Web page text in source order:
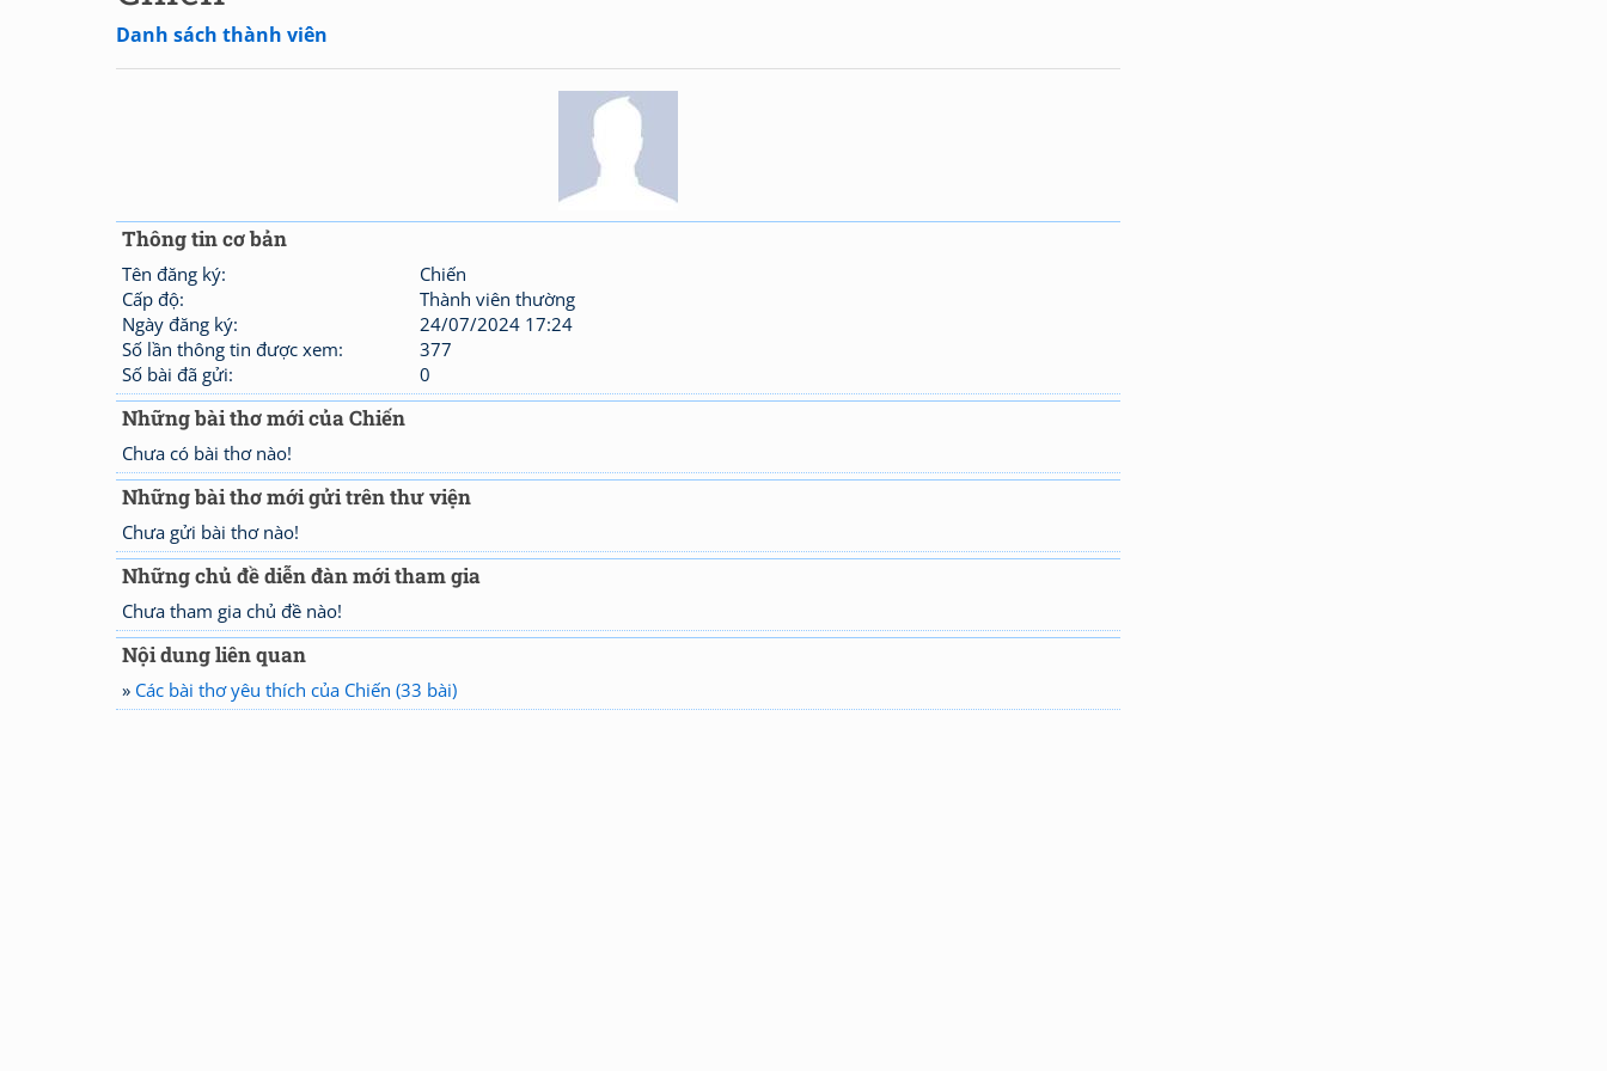
Danh sách thành viên
Thông tin cơ bản
Tên đăng ký:
Chiến
Cấp độ:
Thành viên thường
Ngày đăng ký:
24/07/2024 17:24
Số lần thông tin được xem:
377
Số bài đã gửi:
0
Những bài thơ mới của Chiến
Chưa có bài thơ nào!
Những bài thơ mới gửi trên thư viện
Chưa gửi bài thơ nào!
Những chủ đề diễn đàn mới tham gia
Chưa tham gia chủ đề nào!
Nội dung liên quan
» Các bài thơ yêu thích của Chiến (33 bài)